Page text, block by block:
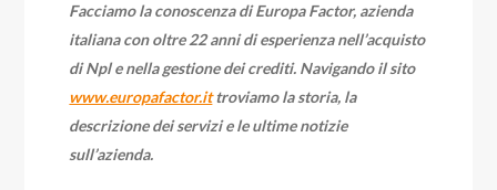
Facciamo la conoscenza di Europa Factor, azienda
italiana con oltre 22 anni di esperienza nell’acquisto
di Npl e nella gestione dei crediti. Navigando il sito
www.europafactor.ittroviamo la storia, la
descrizione dei servizi e le ultime notizie
sull’azienda.